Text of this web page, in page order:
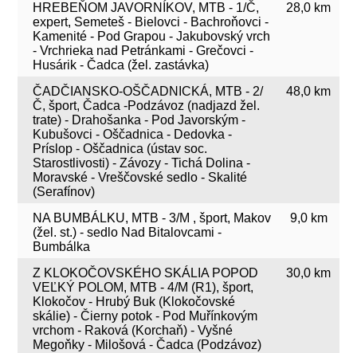
HREBEŇOM JAVORNÍKOV, MTB - 1/Č,
expert, Semeteš - Bielovci - Bachroňovci -
Kamenité - Pod Grapou - Jakubovský vrch
- Vrchrieka nad Petránkami - Grečovci -
Husárik - Čadca (žel. zastávka)
28,0 km
ČADČIANSKO-OŠČADNICKÁ, MTB - 2/
Č, šport, Čadca -Podzávoz (nadjazd žel.
trate) - Drahošanka - Pod Javorským -
Kubušovci - Oščadnica - Dedovka -
Príslop - Oščadnica (ústav soc.
Starostlivosti) - Závozy - Tichá Dolina -
Moravské - Vreščovské sedlo - Skalité
(Serafínov)
48,0 km
NA BUMBÁLKU, MTB - 3/M , šport, Makov
(žel. st.) - sedlo Nad Bitalovcami -
Bumbálka
9,0 km
Z KLOKOČOVSKÉHO SKÁLIA POPOD
VEĽKÝ POLOM, MTB - 4/M (R1), šport,
Klokočov - Hrubý Buk (Klokočovské
skálie) - Čierny potok - Pod Muřínkovým
vrchom - Raková (Korchaň) - Vyšné
Megoňky - Milošová - Čadca (Podzávoz)
30,0 km